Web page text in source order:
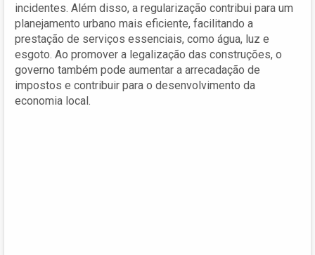
incidentes. Além disso, a regularização contribui para um
planejamento urbano mais eficiente, facilitando a
prestação de serviços essenciais, como água, luz e
esgoto. Ao promover a legalização das construções, o
governo também pode aumentar a arrecadação de
impostos e contribuir para o desenvolvimento da
economia local.